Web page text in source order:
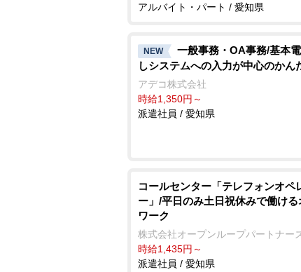
アルバイト・パート / 愛知県
NEW
一般事務・OA事務/基本
しシステムへの入力が中心のかん
アデコ株式会社
時給1,350円～
派遣社員 / 愛知県
コールセンター「テレフォンオペ
ー」/平日のみ土日祝休みで働ける
ワーク
株式会社オープンループパートナー
時給1,435円～
派遣社員 / 愛知県